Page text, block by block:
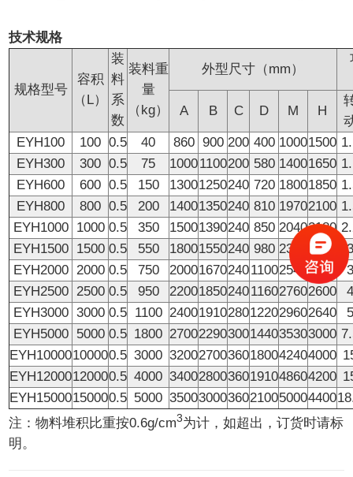
技术规格
规格型号
容积
（L）
装
料
系
数
装料重
量
（kg）
外型尺寸（mm）
A B C D M H
EYH100
100 0.5 40 860 900 200 400 10001500
EYH300
300 0.5 75 10001100200 580 14001650
EYH600
600 0.5 150 13001250240 720 18001850
EYH800
800 0.5 200 14001350240 810 19702100
EYH1000 1000 0.5 350 15001390240 850 20402180
EYH1500 1500 0.5 550 18001550240 980 2340 2280
3
EYH2000 2000 0.5 750 20001670240110025402440
3
EYH2500 2500 0.5 950 22001850240116027602600
4
EYH3000 3000 0.5 1100 24001910280122029602640
5
EYH5000 5000 0.5 1800 27002290300144035303000
EYH10000100000.5 3000 32002700360180042404000
EYH12000120000.5 4000 34002800360191048604200
EYH15000150000.5 5000 35003000360210050004400
注：物料堆积比重按0.6g/cm3为计，如超出，订货时请标
明。